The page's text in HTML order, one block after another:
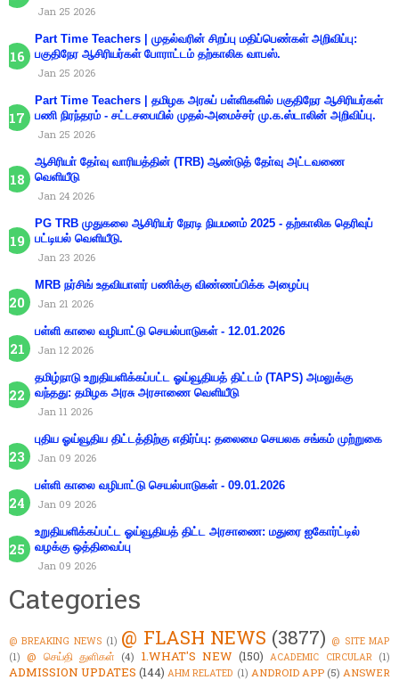
Jan 25 2026
Part Time Teachers | முதல்வரின் சிறப்பு மதிப்பெண்கள் அறிவிப்பு:
பகுதிநேர ஆசிரியர்கள் போராட்டம் தற்காலிக வாபஸ்.
Jan 25 2026
Part Time Teachers | தமிழக அரசுப் பள்ளிகளில் பகுதிநேர ஆசிரியர்கள்
பணி நிரந்தரம் - சட்டசபையில் முதல்-அமைச்சர் மு.க.ஸ்டாலின் அறிவிப்பு.
Jan 25 2026
ஆசிரியா் தோ்வு வாரியத்தின் (TRB) ஆண்டுத் தோ்வு அட்டவணை
வெளியீடு
Jan 24 2026
PG TRB முதுகலை ஆசிரியர் நேரடி நியமனம் 2025 - தற்காலிக தெரிவுப்
பட்டியல் வெளியீடு.
Jan 23 2026
MRB நர்சிங் உதவியாளர் பணிக்கு விண்ணப்பிக்க அழைப்பு
Jan 21 2026
பள்ளி காலை வழிபாட்டு செயல்பாடுகள் - 12.01.2026
Jan 12 2026
தமிழ்நாடு உறுதியளிக்கப்பட்ட ஓய்வூதியத் திட்டம் (TAPS) அமலுக்கு
வந்தது: தமிழக அரசு அரசாணை வெளியீடு
Jan 11 2026
புதிய ஓய்வூதிய திட்டத்திற்கு எதிர்ப்பு: தலைமை செயலக சங்கம் முற்றுகை
Jan 09 2026
பள்ளி காலை வழிபாட்டு செயல்பாடுகள் - 09.01.2026
Jan 09 2026
உறுதியளிக்கப்பட்ட ஓய்வூதியத் திட்ட அரசாணை: மதுரை ஐகோர்ட்டில்
வழக்கு ஒத்திவைப்பு
Jan 09 2026
Categories
@ BREAKING NEWS (1) @ FLASH NEWS (3877) @ SITE MAP
(1) @ செய்தி துளிகள் (4) 1.WHAT'S NEW (150) ACADEMIC CIRCULAR (1)
ADMISSION UPDATES (144) AHM RELATED (1) ANDROID APP (5) ANSWER